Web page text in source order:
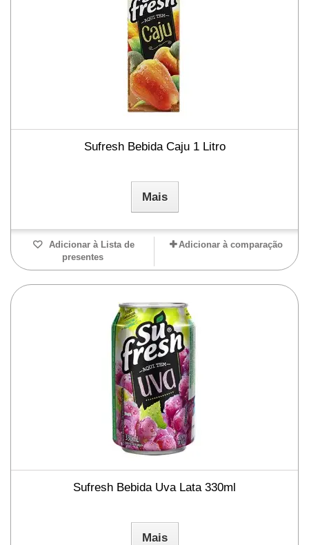
Sufresh Bebida Caju 1 Litro
Mais
Adicionar à Lista de
presentes
Adicionar à comparação
Sufresh Bebida Uva Lata 330ml
Mais